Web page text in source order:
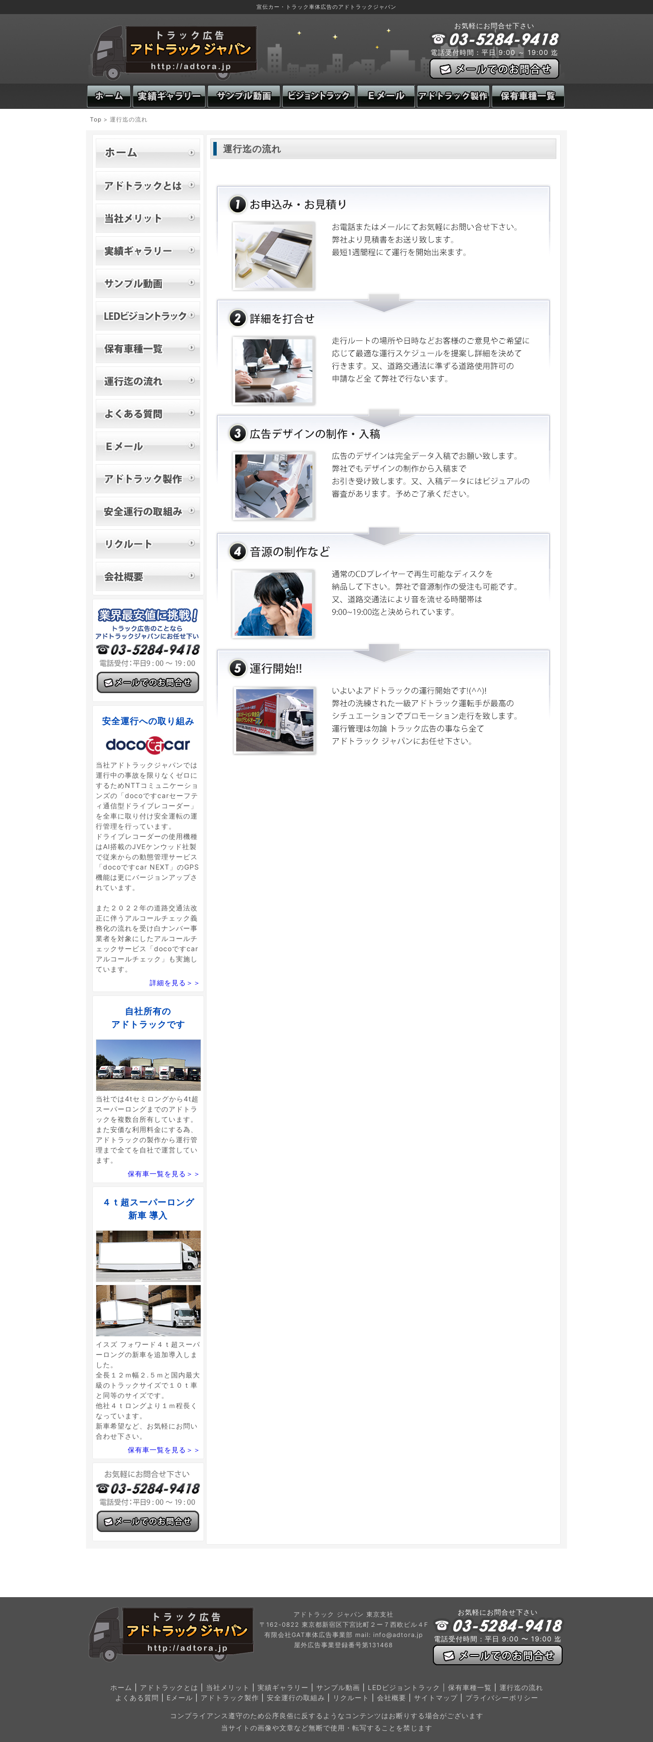
宣伝カー・トラック車体広告のアドトラックジャパン
お気軽にお問合せ下さい
電話受付時間：平日 9:00 ～ 19:00 迄
Top > 運行迄の流れ
安全運行への取り組み
当社アドトラックジャパンでは
運行中の事故を限りなくゼロに
するためNTTコミュニケーショ
ンズの「docoですcarセーフテ
ィ通信型ドライブレコーダー」
を全車に取り付け安全運転の運
行管理を行っています。
ドライブレコーダーの使用機種
はAI搭載のJVEケンウッド社製
で従来からの動態管理サービス
「docoですcar NEXT」のGPS
機能は更にバージョンアップさ
れています。
また２０２２年の道路交通法改
正に伴うアルコールチェック義
務化の流れを受け白ナンバー事
業者を対象にしたアルコールチ
ェックサービス「docoですcar
アルコールチェック」も実施し
ています。
詳細を見る＞＞
自社所有の
アドトラックです
当社では4tセミロングから4t超
スーパーロングまでのアドトラ
ックを複数台所有しています。
また安価な利用料金にする為、
アドトラックの製作から運行管
理まで全てを自社で運営してい
ます。
保有車一覧を見る＞＞
４ｔ超スーパーロング
新車 導入
イスズ フォワード４ｔ超スーパ
ーロングの新車を追加導入しま
した。
全長１２ｍ幅２.５ｍと国内最大
級のトラックサイズで１０ｔ車
と同等のサイズです。
他社４ｔロングより１ｍ程長く
なっています。
新車希望など、お気軽にお問い
合わせ下さい。
保有車一覧を見る＞＞
運行迄の流れ
アドトラック ジャパン 東京支社
〒162-0822 東京都新宿区下宮比町２ー７西欧ビル４F
有限会社GAT車体広告事業部 mail: info@adtora.jp
屋外広告事業登録番号第131468
お気軽にお問合せ下さい
電話受付時間：平日 9:00 〜 19:00 迄
ホーム アドトラックとは 当社メリット 実績ギャラリー サンプル動画 LEDビジョントラック | 保有車種一覧
運行迄の流れ
よくある質問
Eメール アドトラック製作 安全運行の取組み リクルート 会社概要 サイトマップ| プライバシーポリシー
コンプライアンス遵守のため公序良俗に反するようなコンテンツはお断りする場合がございます
当サイトの画像や文章など無断で使用・転写することを禁じます